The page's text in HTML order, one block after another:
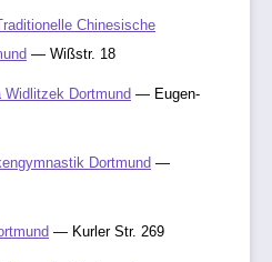
Chinesische
— Wißstr. 18
Widlitzek Dortmund — Eugen-
Dortmund —
— Kurler Str. 269